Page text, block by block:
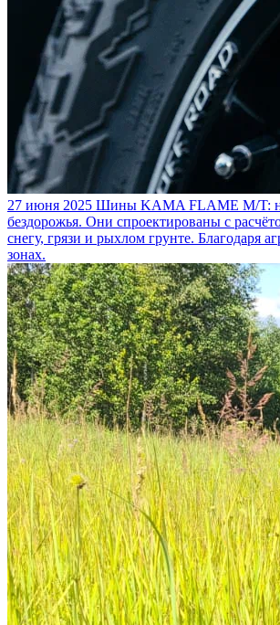
27 июня 2025 Шины KAMA FLAME M/T:
бездорожья. Они спроектированы с
снегу, грязи и рыхлом грунте. Благодаря
зонах.